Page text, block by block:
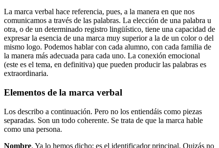
La marca verbal hace referencia, pues, a la manera en que nos
comunicamos a través de las palabras. La elección de una palabra u
otra, o de un determinado registro lingüístico, tiene una capacidad de
expresar la esencia de una marca muy superior a la de un color o del
mismo logo. Podemos hablar con cada alumno, con cada familia de
la manera más adecuada para cada uno. La conexión emocional
(este es el tema, en definitiva) que pueden producir las palabras es
extraordinaria.
Elementos de la marca verbal
Los describo a continuación. Pero no los entiendáis como piezas
separadas. Son un todo coherente. Se trata de que la marca hable
como una persona.
Nombre. Ya lo hemos dicho: es el identificador principal. Quizás no